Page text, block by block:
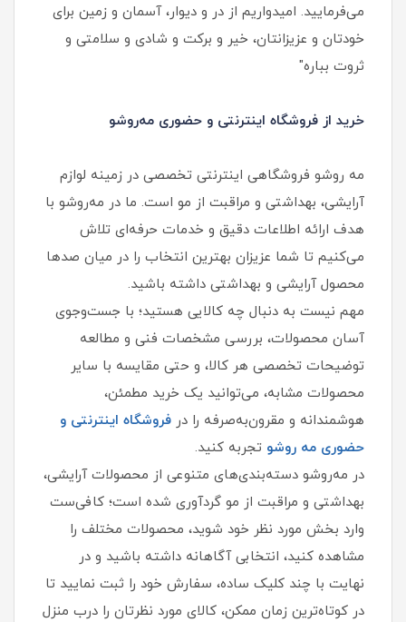
می‌فرمایید. امیدواریم از در و دیوار، آسمان و زمین برای
خودتان و عزیزانتان، خیر و برکت و شادی و سلامتی و
ثروت بباره"
خرید از فروشگاه اینترنتی و حضوری مه‌روشو
مه‌ روشو فروشگاهی اینترنتی تخصصی در زمینه لوازم
آرایشی، بهداشتی و مراقبت از مو است. ما در مه‌روشو با
هدف ارائه اطلاعات دقیق و خدمات حرفه‌ای تلاش
می‌کنیم تا شما عزیزان بهترین انتخاب را در میان صدها
محصول آرایشی و بهداشتی داشته باشید.
مهم نیست به دنبال چه کالایی هستید؛ با جست‌وجوی
آسان محصولات، بررسی مشخصات فنی و مطالعه
توضیحات تخصصی هر کالا، و حتی مقایسه با سایر
محصولات مشابه، می‌توانید یک خرید مطمئن،
هوشمندانه و مقرون‌به‌صرفه را در فروشگاه اینترنتی و
حضوری مه‌ روشو تجربه کنید.
در مه‌روشو دسته‌بندی‌های متنوعی از محصولات آرایشی،
بهداشتی و مراقبت از مو گردآوری شده است؛ کافی‌ست
وارد بخش مورد نظر خود شوید، محصولات مختلف را
مشاهده کنید، انتخابی آگاهانه داشته باشید و در
نهایت با چند کلیک ساده، سفارش خود را ثبت نمایید تا
در کوتاه‌ترین زمان ممکن، کالای مورد نظرتان را درب منزل